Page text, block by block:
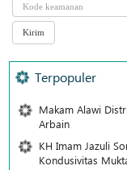
Terpopuler
Makam Alawi
Arbain
KH Imam Jazuli
Kondusivitas